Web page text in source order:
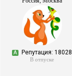
А Репутация: 18028
В отпуске